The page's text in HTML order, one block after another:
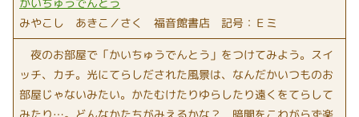
みやこし あきこ／さく 福音館書店 記号：Ｅミ
夜のお部屋で「かいちゅうでんとう」をつけてみよう。スイ
ッチ、カチ。光にてらしだされた風景は、なんだかいつものお
部屋じゃないみたい。かたむけたりゆらしたり遠くをてらして
みたり…。どんなかたちがみえるかな？ 暗闇をこわがらず楽